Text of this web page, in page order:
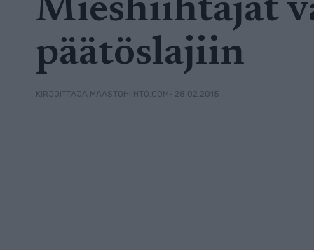
Mieshiihtäjät
päätöslajiin
KIRJOITTAJA MAASTOHIIHTO.COM• 28.02.2015